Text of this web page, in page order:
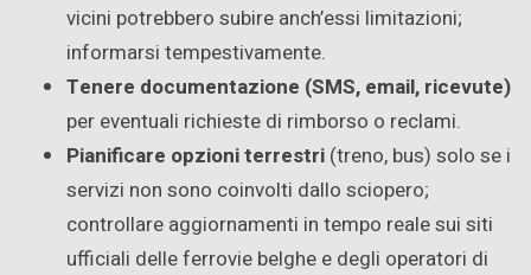
vicini potrebbero subire anch’essi limitazioni;
informarsi tempestivamente.
Tenere documentazione (SMS, email, ricevute)
per eventuali richieste di rimborso o reclami.
Pianificare opzioni terrestri (treno, bus) solo se i
servizi non sono coinvolti dallo sciopero;
controllare aggiornamenti in tempo reale sui siti
ufficiali delle ferrovie belghe e degli operatori di